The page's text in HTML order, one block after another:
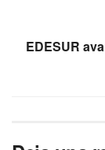
EDESUR